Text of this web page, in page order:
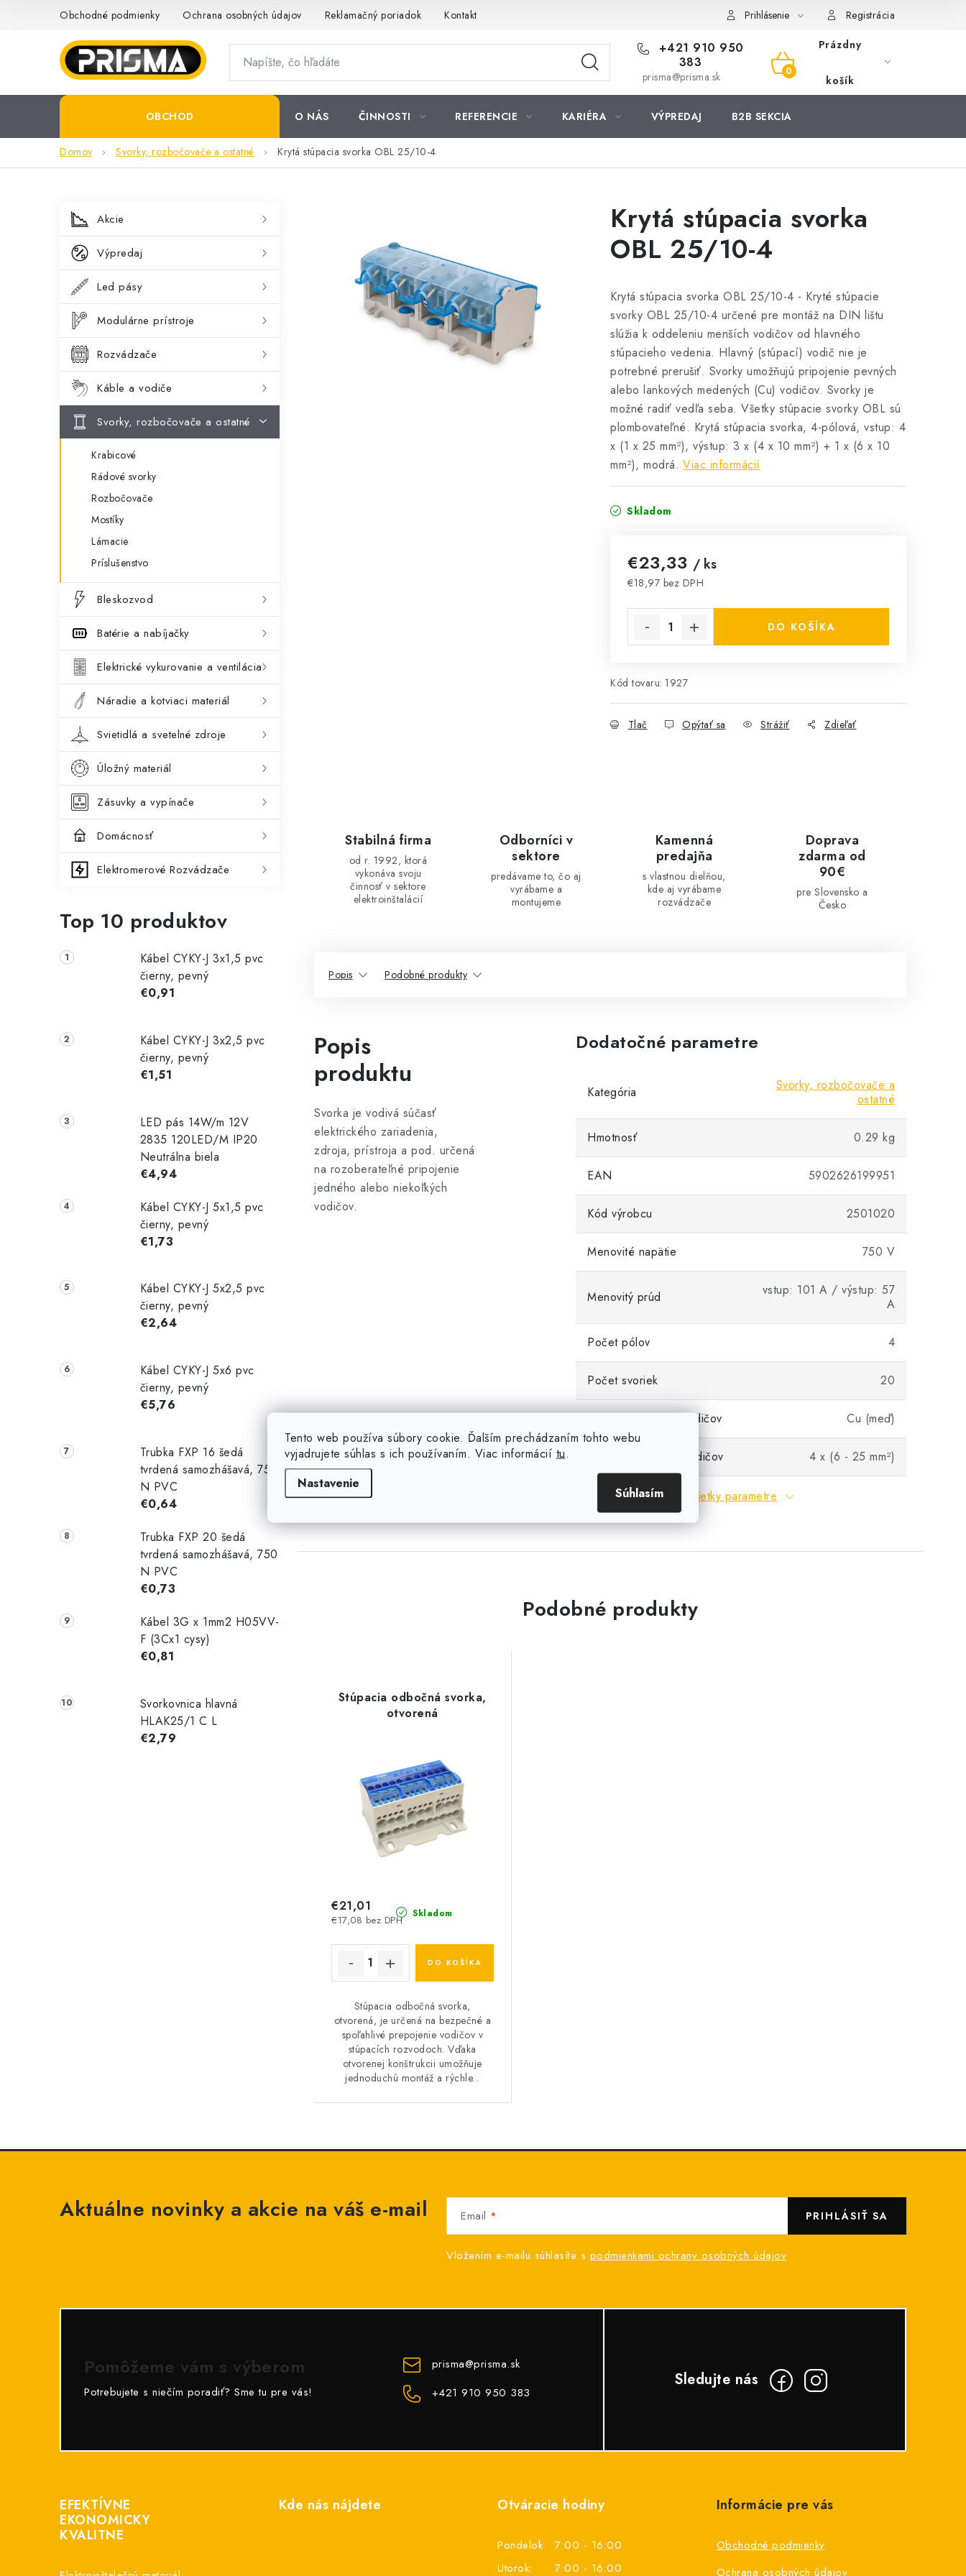
Tento web používa súbory cookie. Ďalším prechádzaním tohto webu
vyjadrujete súhlas s ich používaním. Viac informácií tu.
Nastavenie
Súhlasím
Obchodné podmienky Ochrana osobných údajov Reklamačný poriadok Kontakt Prihlásenie Registrácia
+421 910 950
383
prisma@prisma.sk
NÁKUPNÝ
KOŠÍK
Prázdny
košík
OBCHOD O NÁS ČINNOSTI REFERENCIE KARIÉRA VÝPREDAJ B2B SEKCIA
Domov Svorky, rozbočovače a ostatné Krytá stúpacia svorka OBL 25/10-4
B
o
č
n
p
a
n
e
Preskočiť
kategórie
K
a
g
ó
i
e
Akcie
Výpredaj
Led pásy
Modulárne prístroje
Rozvádzače
Káble a vodiče
Svorky, rozbočovače a ostatné
Krabicové
Rádové svorky
Rozbočovače
Mostíky
Lámacie
Príslušenstvo
Bleskozvod
Batérie a nabíjačky
Elektrické vykurovanie a ventilácia
Náradie a kotviaci materiál
Svietidlá a svetelné zdroje
Úložný materiál
Zásuvky a vypínače
Domácnosť
Elektromerové Rozvádzače
Top 10 produktov
Kábel CYKY-J 3x1,5 pvc
čierny, pevný
€0,91
Kábel CYKY-J 3x2,5 pvc
čierny, pevný
€1,51
LED pás 14W/m 12V
2835 120LED/M IP20
Neutrálna biela
€4,94
Kábel CYKY-J 5x1,5 pvc
čierny, pevný
€1,73
Kábel CYKY-J 5x2,5 pvc
čierny, pevný
€2,64
Kábel CYKY-J 5x6 pvc
čierny, pevný
€5,76
Trubka FXP 16 šedá
tvrdená samozhášavá, 750
N PVC
€0,64
Trubka FXP 20 šedá
tvrdená samozhášavá, 750
N PVC
€0,73
Kábel 3G x 1mm2 H05VV-
F (3Cx1 cysy)
€0,81
Svorkovnica hlavná
HLAK25/1 C L
€2,79
Krytá stúpacia svorka
OBL 25/10-4
Krytá stúpacia svorka OBL 25/10-4 - Kryté stúpacie
svorky OBL 25/10-4 určené pre montáž na DIN lištu
slúžia k oddeleniu menších vodičov od hlavného
stúpacieho vedenia. Hlavný (stúpací) vodič nie je
potrebné prerušiť. Svorky umožňujú pripojenie pevných
alebo lankových medených (Cu) vodičov. Svorky je
možné radiť vedľa seba. Všetky stúpacie svorky OBL sú
plombovateľné. Krytá stúpacia svorka, 4-pólová, vstup: 4
x (1 x 25 mm²), výstup: 3 x (4 x 10 mm²) + 1 x (6 x 10
mm²), modrá. Viac informácií
Skladom
€23,33 / ks
€18,97 bez DPH
DO KOŠÍKA
Kód tovaru: 1927
Tlač Opýtať sa Strážiť Zdieľať
Stabilná firma
od r. 1992, ktorá
vykonáva svoju
činnosť v sektore
elektroinštalácií
Odborníci v
sektore
predávame to, čo aj
vyrábame a
montujeme
Kamenná
predajňa
s vlastnou dielňou,
kde aj vyrábame
rozvádzače
Doprava
zdarma od
90€
pre Slovensko a
Česko
Popis Podobné produkty
Popis
produktu
Svorka je vodivá súčasť
elektrického zariadenia,
zdroja, prístroja a pod. určená
na rozoberateľné pripojenie
jedného alebo niekoľkých
vodičov.
Dodatočné parametre
Kategória
Svorky, rozbočovače a
ostatné
Hmotnosť 0.29 kg
EAN 5902626199951
Kód výrobcu 2501020
Menovité napätie 750 V
Menovitý prúd
vstup: 101 A / výstup: 57
A
Počet pólov 4
Počet svoriek 20
Povolený materiál vodičov Cu (meď)
Prierez vstupných vodičov 4 x (6 - 25 mm²)
Všetky parametre
Podobné produkty
Stúpacia odbočná svorka,
otvorená
Skladom
€17,08 bez DPH
€21,01
DO KOŠÍKA
Stúpacia odbočná svorka,
otvorená, je určená na bezpečné a
spoľahlivé prepojenie vodičov v
stúpacích rozvodoch. Vďaka
otvorenej konštrukcii umožňuje
jednoduchú montáž a rýchle...
Aktuálne novinky a akcie na váš e-mail Email
Vložením e-mailu súhlasíte s podmienkami ochrany osobných údajov
PRIHLÁSIŤ SA
Pomôžeme vám s výberom
Potrebujete s niečím poradiť? Sme tu pre vás!
prisma@prisma.sk
+421 910 950 383
EFEKTÍVNE
EKONOMICKY
KVALITNE
Kde nás nájdete Otváracie hodiny
Pondelok:
7:00 - 16:00
Utorok:
7:00 - 16:00
Informácie pre vás
Obchodné podmienky
Ochrana osobných údajov